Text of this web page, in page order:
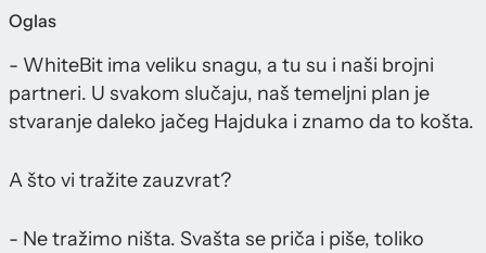
Oglas
- WhiteBit ima veliku snagu, a tu su i naši brojni
partneri. U svakom slučaju, naš temeljni plan je
stvaranje daleko jačeg Hajduka i znamo da to košta.
A što vi tražite zauzvrat?
- Ne tražimo ništa. Svašta se priča i piše, toliko